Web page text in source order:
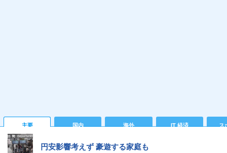
主要 国内 海外 IT 経済 ス
円安影響考えず 豪遊する家庭も